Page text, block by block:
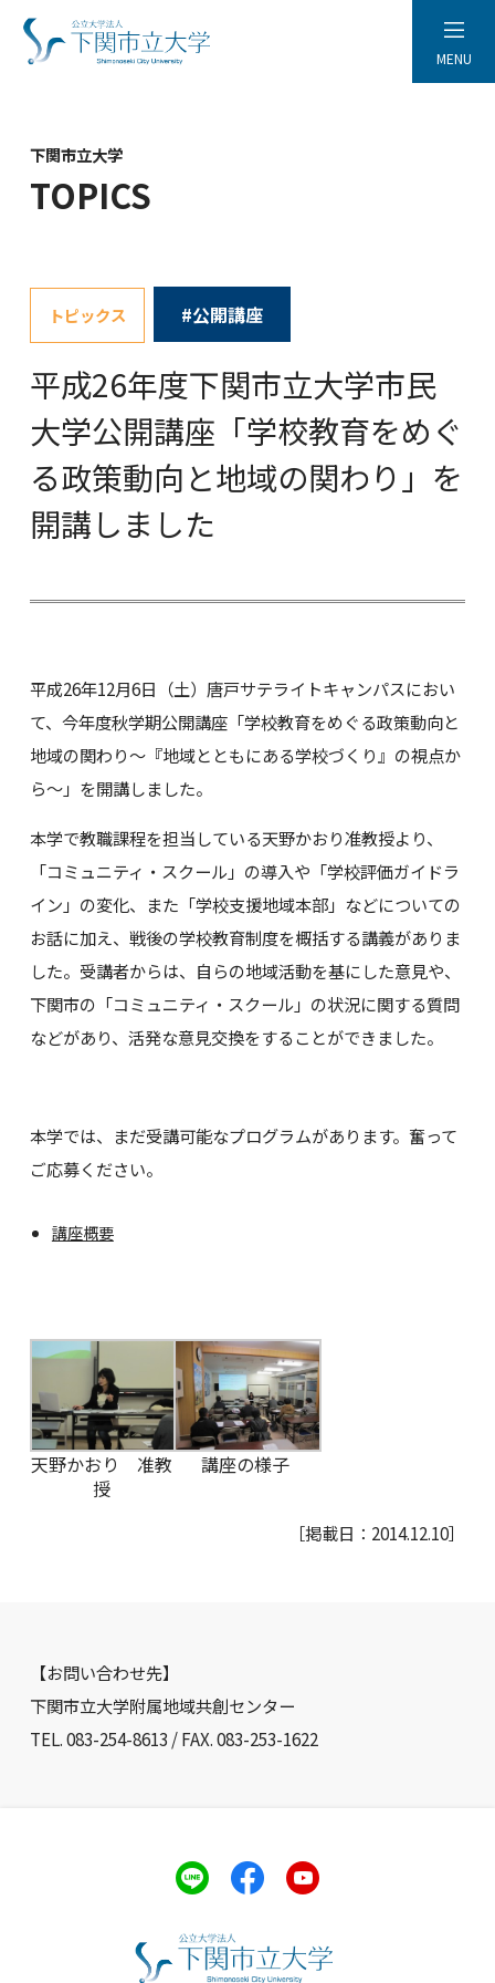
MENU
下関市立大学
TOPICS
トピックス #公開講座
平成26年度下関市立大学市民
大学公開講座「学校教育をめぐ
る政策動向と地域の関わり」を
開講しました
平成26年12月6日（土）唐戸サテライトキャンパスにおい
て、今年度秋学期公開講座「学校教育をめぐる政策動向と
地域の関わり～『地域とともにある学校づくり』の視点か
ら～」を開講しました。
本学で教職課程を担当している天野かおり准教授より、
「コミュニティ・スクール」の導入や「学校評価ガイドラ
イン」の変化、また「学校支援地域本部」などについての
お話に加え、戦後の学校教育制度を概括する講義がありま
した。受講者からは、自らの地域活動を基にした意見や、
下関市の「コミュニティ・スクール」の状況に関する質問
などがあり、活発な意見交換をすることができました。
本学では、まだ受講可能なプログラムがあります。奮って
ご応募ください。
講座概要
天野かおり 准教
授
講座の様子
［掲載日：2014.12.10］
【お問い合わせ先】
下関市立大学附属地域共創センター
TEL. 083-254-8613 / FAX. 083-253-1622